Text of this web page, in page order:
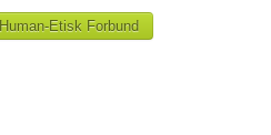
Human-Etisk Forbund